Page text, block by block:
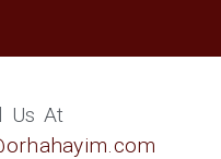
Us At